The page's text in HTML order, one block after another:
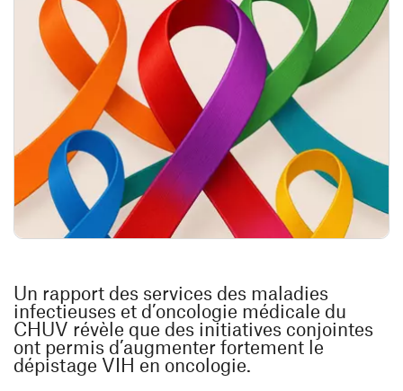
Un rapport des services des maladies
infectieuses et d’oncologie médicale du
CHUV révèle que des initiatives conjointes
ont permis d’augmenter fortement le
dépistage VIH en oncologie.